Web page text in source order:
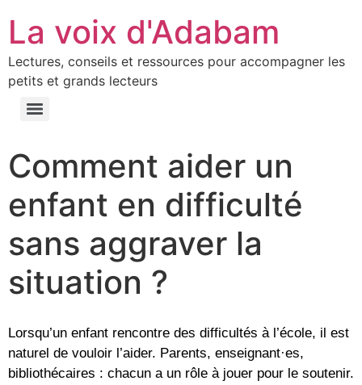
La voix d'Adabam
Lectures, conseils et ressources pour accompagner les
petits et grands lecteurs
Comment aider un
enfant en difficulté
sans aggraver la
situation ?
Lorsqu’un enfant rencontre des difficultés à l’école, il est
naturel de vouloir l’aider. Parents, enseignant·es,
bibliothécaires : chacun a un rôle à jouer pour le soutenir.